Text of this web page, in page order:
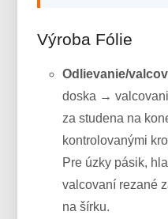
Výroba Fólie
Odlievanie/
doska →
za studena na
kontrolovanými
Pre úzky pásik,
valcovaní rezané
na šírku.